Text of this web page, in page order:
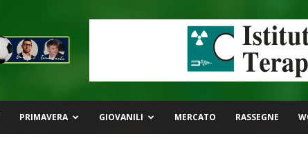
PRIMAVERA GIOVANILI MERCATO RASSEGNE